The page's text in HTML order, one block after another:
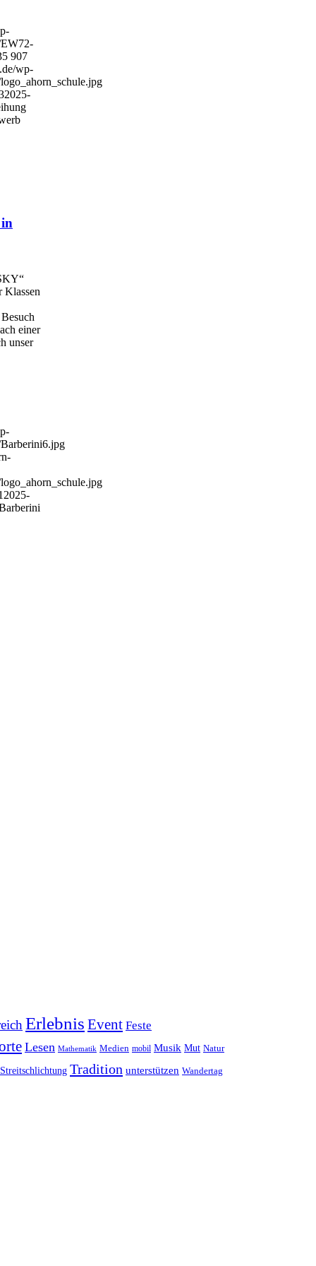
907
wp-
2025-
Klassen
einer
unser
2025-
Erlebnis Event Feste
Lesen Mathematik Medien mobil Musik Mut Natur
Streitschlichtung Tradition unterstützen Wandertag